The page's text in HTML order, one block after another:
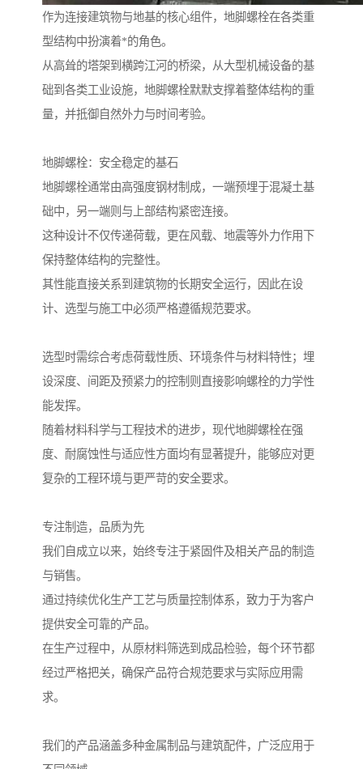
作为连接建筑物与地基的核心组件，地脚螺栓在各类重
型结构中扮演着*的角色。
从高耸的塔架到横跨江河的桥梁，从大型机械设备的基
础到各类工业设施，地脚螺栓默默支撑着整体结构的重
量，并抵御自然外力与时间考验。
地脚螺栓：安全稳定的基石
地脚螺栓通常由高强度钢材制成，一端预埋于混凝土基
础中，另一端则与上部结构紧密连接。
这种设计不仅传递荷载，更在风载、地震等外力作用下
保持整体结构的完整性。
其性能直接关系到建筑物的长期安全运行，因此在设
计、选型与施工中必须严格遵循规范要求。
选型时需综合考虑荷载性质、环境条件与材料特性；埋
设深度、间距及预紧力的控制则直接影响螺栓的力学性
能发挥。
随着材料科学与工程技术的进步，现代地脚螺栓在强
度、耐腐蚀性与适应性方面均有显著提升，能够应对更
复杂的工程环境与更严苛的安全要求。
专注制造，品质为先
我们自成立以来，始终专注于紧固件及相关产品的制造
与销售。
通过持续优化生产工艺与质量控制体系，致力于为客户
提供安全可靠的产品。
在生产过程中，从原材料筛选到成品检验，每个环节都
经过严格把关，确保产品符合规范要求与实际应用需
求。
我们的产品涵盖多种金属制品与建筑配件，广泛应用于